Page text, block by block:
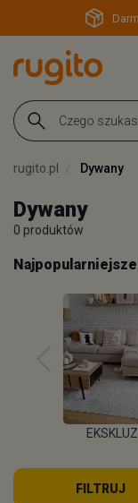
rugito.pl Dywany
Dywany
0 produktów
FILTRUJ